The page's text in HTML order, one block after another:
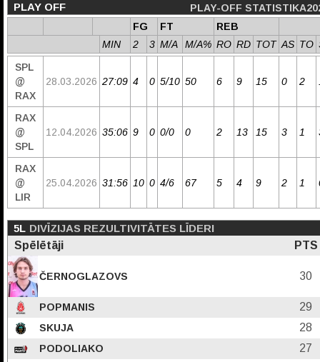
PLAY OFF
PLAY-OFF
FG
FT
REB
MIN
2 3 M/A M/A% RO RD TOT AS TO
SPL
@
RAX
28.03.2026 27:09 4 0 5/10 50 6 9 15 0 2
RAX
@
SPL
12.04.2026 35:06 9 0 0/0 0 2 13 15 3 1
RAX
@
LIR
25.04.2026 31:56 10 0 4/6 67 5 4 9 2 1
5L DIVĪZIJAS REZULTIVITĀTES LĪDERI
Spēlētāji
PTS
ČERNOGLAZOVS 30
POPMANIS 29
SKUJA 28
PODOLIAKO 27